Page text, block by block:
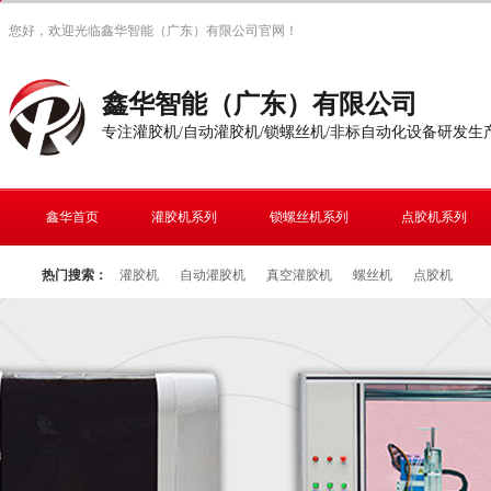
您好，欢迎光临鑫华智能（广东）有限公司官网！
鑫华智能（广东）有限公司
专注灌胶机/自动灌胶机/锁螺丝机/非标自动化设备研发生
鑫华首页 灌胶机系列 锁螺丝机系列 点胶机系列
热门搜索： 灌胶机 自动灌胶机 真空灌胶机 螺丝机 点胶机